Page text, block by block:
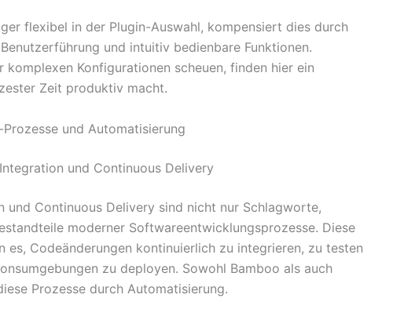
flexibel in der Plugin-Auswahl, kompensiert dies durch
und intuitiv bedienbare Funktionen.
komplexen Konfigurationen scheuen, finden hier ein
Zeit produktiv macht.
und Automatisierung
und Continuous Delivery
und Continuous Delivery sind nicht nur Schlagworte,
moderner Softwareentwicklungsprozesse. Diese
es, Codeänderungen kontinuierlich zu integrieren, zu testen
zu deployen. Sowohl Bamboo als auch
Prozesse durch Automatisierung.